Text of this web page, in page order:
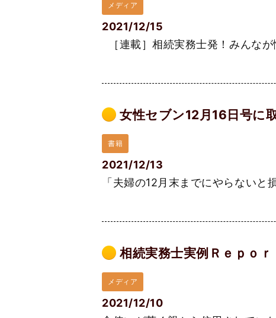
メディア
2021/12/15
［連載］相続実務士発！みんな
女性セブン12月16日号に
書籍
2021/12/13
「夫婦の12月末までにやらない
相続実務士実例Ｒｅｐｏ
メディア
2021/12/10